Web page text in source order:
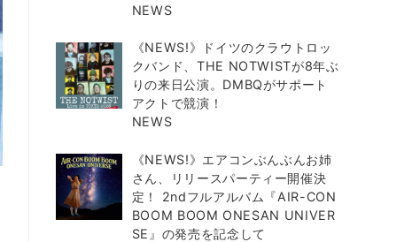
NEWS
《NEWS!》ドイツのクラウトロッ
クバンド、THE NOTWISTが8年ぶ
りの来日公演。DMBQがサポート
アクトで競演！
NEWS
《NEWS!》エアコンぶんぶんお姉
さん、リリースパーティー開催決
定！ 2ndフルアルバム『AIR-CON
BOOM BOOM ONESAN UNIVER
SE』の発売を記念して